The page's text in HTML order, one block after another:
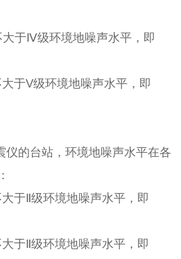
Ⅳ级环境地噪声水平，即
V级环境地噪声水平，即
的台站，环境地噪声水平在各
Ⅱ级环境地噪声水平，即
Ⅱ级环境地噪声水平，即